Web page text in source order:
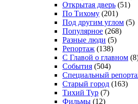
Открытая дверь (51)
По Тихому (201)
Под другим углом (5)
Популярное (268)
Разные люди (5)
Репортаж (138)
С Главой о главном
События (504)
Специальный
Старый город (163)
Тихий Тур (7)
Фильмы (12)